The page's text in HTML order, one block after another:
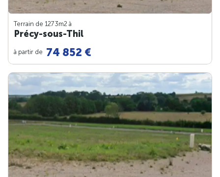
Terrain de 1273m2 à
Précy-sous-Thil
à partir de 74 852 €